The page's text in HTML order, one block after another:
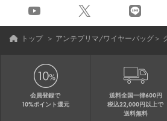
トップ ＞ アンテプリマ/ワイヤーバッグ＞
会員登録で
10%ポイント還元
送料全国一律600円
税込22,000円以上で
送料無料